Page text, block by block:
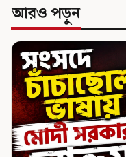
আরও পড়ুন